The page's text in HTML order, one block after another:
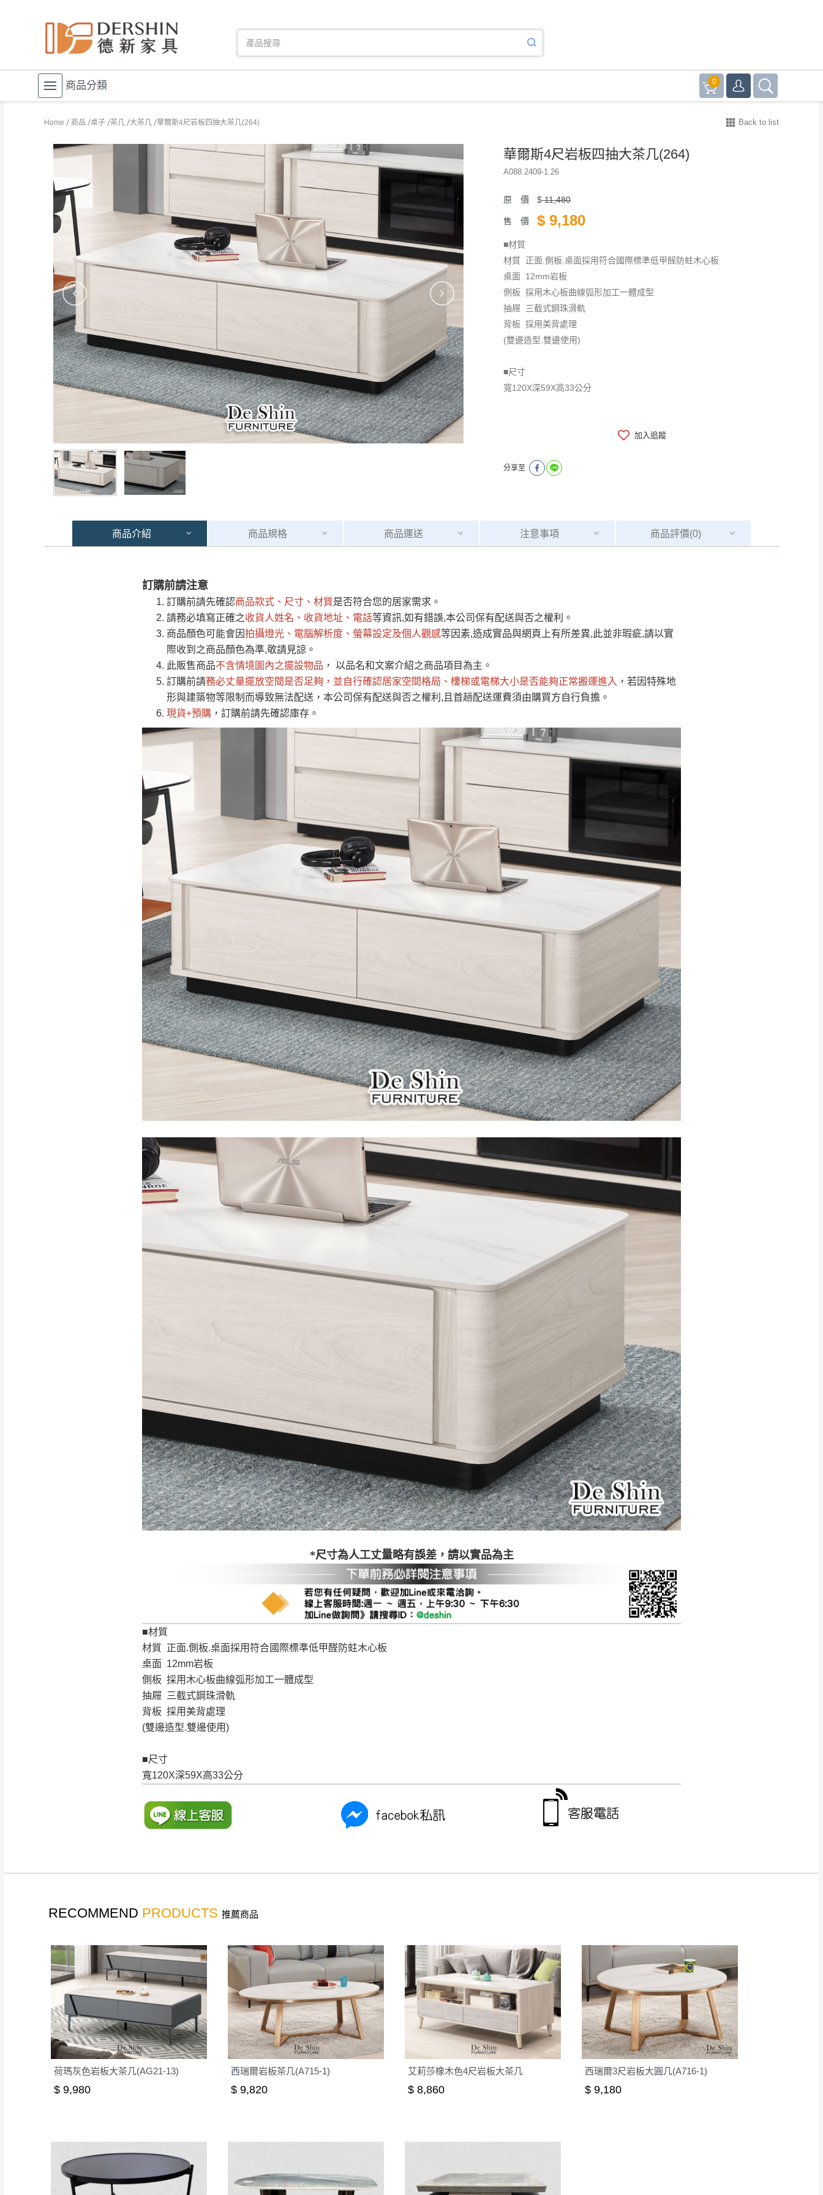
商品分類 0
Home 商品 桌子 茶几 大茶几 華爾斯4尺岩板四抽大茶几(264) Back to list
華爾斯4尺岩板四抽大茶几(264)
A088.2409-1.26
原 價 $11,480
售 價 $ 9,180
■材質
材質 正面.側板.桌面採用符合國際標準低甲醛防蛀木心板
桌面 12mm岩板
側板 採用木心板曲線弧形加工一體成型
抽屜 三截式鋼珠滑軌
背板 採用美背處理
(雙邊造型.雙邊使用)
■尺寸
寬120X深59X高33公分
加入追蹤
分享至
商品介紹 商品規格 商品運送 注意事項 商品評價(0)
訂購前請注意
訂購前請先確認商品款式、尺寸、材質是否符合您的居家需求。
請務必填寫正確之收貨人姓名、收貨地址、電話等資訊,如有錯誤,本公司保有配送與否之權利。
商品顏色可能會因拍攝燈光、電腦解析度、螢幕設定及個人觀感等因素,造成實品與網頁上有所差異,此並非瑕疵,請以實
際收到之商品顏色為準,敬請見諒。
此販售商品不含情境圖內之擺設物品 ， 以品名和文案介紹之商品項目為主。
訂購前請務必丈量擺放空間是否足夠 ，並自行確認居家空間格局、 樓梯或電梯大小是否能夠正常搬運進入 ，若因特殊地
形與建築物等限制而導致無法配送，本公司保有配送與否之權利,且首趟配送運費須由購買方自行負擔。
現貨+預購 ，訂購前請先確認庫存。
*尺寸為人工丈量略有誤差，請以實品為主
■材質
材質 正面.側板.桌面採用符合國際標準低甲醛防蛀木心板
桌面 12mm岩板
側板 採用木心板曲線弧形加工一體成型
抽屜 三截式鋼珠滑軌
背板 採用美背處理
(雙邊造型.雙邊使用)
■尺寸
寬120X深59X高33公分
運 費 說 明
運送地區
桃園
免 運 費
＊A108產品另收運費
復興鄉
峨眉鄉、五峰鄉、橫山、北埔鄉、尖石
鄉、寶山鄉山區、新埔山區、芎林山區、
關西 玉山里
新北
雙溪、貢寮、烏來、平溪、九份、石
門、林口 下福里、新店山區、三峽山區、
石碇、坪林、福隆、淡水山區、北投湖山
路、深坑山區
$ 9,000以下：NT$500元
配送天數：5~14天
到貨時間：指定送貨日當天以電話聯絡確認
｜周（一）配送部門固定公休無送貨｜
台北市、新北市地區固定每周(三)、(日)兩天收送貨
暫無配送地區：彰化、南投、雲林、嘉義、台南、高雄、屏東、宜蘭、 花蓮、台東、金門、馬祖、澎湖地區
（可於LINE線上詢問 →
@dershin）
加收說明
因大型傢俱有組裝、配送的問題，並非一般快速到貨商品，無法指定特定時間送達，司機當天到貨前皆會再與您通知，
如遇自然災害、政府宣布之災害警報等不可抗力情事，而危及運送人員輸送之安全，本司得視狀況延後或停止運送服
百貨公司配送暫無法配合開店前、閉店後時段，並送至百貨公司卸貨區為限，恕無法送至指定樓面。《 如遇百貨周年慶
期間，恕暫停百貨公司相關運送 》
無回收家具服務，若需回收家俱可聯絡當地請清潔隊回收,免付費清運專線：0800-085-717
注意事項：
由於品項繁多，網頁無法及時更新，如有需要購買商品，請於出發前來電或到「官方Line客服」來信確
認商品是否有「現貨」與 「金額」。
若商品價格或庫存有異常，商家有權取消訂單。
接單後二日內(不含例假日)，我們客服會與您電話聯絡或E-Mail通知確認訂單。
（線上客服 LINE → @dershin）
下單前先詢問是否現貨，若未詢問下單後無現貨我們客服會再來電或E-Mail與您聯絡
（洽詢方式請搜尋 Line ID →
運送範圍：限定北至基隆，南至苗栗，偏遠地區恕無法提供運送 (詳見運送規章)。
苗栗至基隆；其它地區暫不開放，如因特殊地型限制(山區、鄉、鎮、村)、樓梯太小、無法搬運上樓等因
保護物流人員的工作安全，賣家無提供吊掛服務，若需以吊車或其他的吊掛方式吊運，費用將由買方自
因大型傢俱有組裝、配送的問題，並非一般快速到貨商品，無法指定特定時間送達，司機當天到貨前皆
會再與您通知，讓你不用整天在家等貨，以節省您的寶貴時間。
由於百貨公司配送較為不易，故暫無法配送至百貨公司內部。
退換貨說明：
若收到不良品，請於到貨日起七日內通知本公司客服人員，我們將為您更換新品，運費皆由本站負責，
所有退回及換貨之商品必須是全新狀態且完整包裝，床墊、床包、枕頭類產品需為未拆封狀態(請保持商
品、附件、包裝、廠商紙及所有附隨文件或資料之完整性)，若未依照上述方式處理，恕無法接受退貨。
由於透過電腦螢幕選購商品，可能會因個人電腦螢幕的設定色差或解析度等因素， 與實際商品的顏色、
質感稍有不同，如因此而需退換貨，需自付來回運費及人資成本，請您訂購前詳加確認。(包含商品尺寸
訂購前請確認商品尺寸，大型物件因為人工丈量，難免會有些許誤差值(約正負0.5CM) 詳細尺寸以實品
為主。
非因本公司問題而需退換貨，請於收到貨7日內通知客服人員(Line@ ID：@dershin)，並須保持商品全新
狀態與完整包裝。鑑賞期間若發生非本司因素致使之汙損破壞，恕無法辦理退換貨。
台北市、新北市地區固定每周(三)、(日)兩天收送貨，敬請見諒！
本公司部份商品無維修服務，超過7日鑑賞期，商品使用年限，因客人使用習慣、居家環境不同。若屬人
為因素導致商品損壞、零件短缺，則維修、搬運費用，需由消費者自行吸收(另事先與消費者報價，消費
者同意將會進行維修)。
到貨7日內為鑑賞期(注意:鑑賞期非試用期)，若非商品品質瑕疵問題於鑑賞期內退貨之情形，我們需酌收
退貨運費。
如欲放置營業場所及公開場合之商品則無享有商品一年保固之服務。
交易恕不殺價，商品均已最低價格售出
全部 依評論高至低排列 依評論低至高排列 只顯示附上圖片
RECOMMEND PRODUCTS 推薦商品
荷瑪灰色岩板大茶几(AG21-13)
$ 9,980
西瑞爾岩板茶几(A715-1)
$ 9,820
艾莉莎橡木色4尺岩板大茶几
$ 8,860
西瑞爾3尺岩板大圓几(A716-1)
$ 9,180